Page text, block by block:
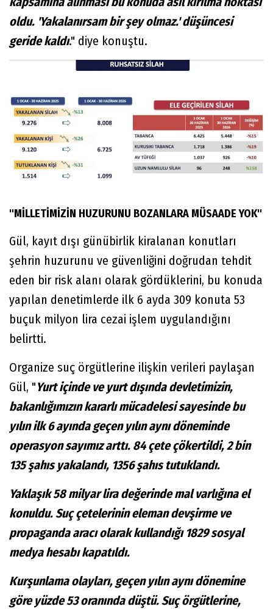
oldu. 'Yakalanırsam bir şey olmaz.' düşüncesi
geride kaldı." diye konuştu.
"MİLLETİMİZİN HUZURUNU BOZANLARA MÜSAADE YOK"
Gül, kayıt dışı günübirlik kiralanan konutları
şehrin huzurunu ve güvenliğini doğrudan tehdit
eden bir risk alanı olarak gördüklerini, bu konuda
yapılan denetimlerde ilk 6 ayda 309 konuta 53
buçuk milyon lira cezai işlem uygulandığını
belirtti.
Organize suç örgütlerine ilişkin verileri paylaşan
Gül, "Yurt içinde ve yurt dışında devletimizin,
bakanlığımızın kararlı mücadelesi sayesinde bu
yılın ilk 6 ayında geçen yılın aynı döneminde
operasyon sayımız arttı. 84 çete çökertildi, 2 bin
135 şahıs yakalandı, 1356 şahıs tutuklandı.
Yaklaşık 58 milyar lira değerinde mal varlığına el
konuldu. Suç çetelerinin eleman devşirme ve
propaganda aracı olarak kullandığı 1829 sosyal
medya hesabı kapatıldı.
Kurşunlama olayları, geçen yılın aynı dönemine
göre yüzde 53 oranında düştü. Suç örgütlerine,